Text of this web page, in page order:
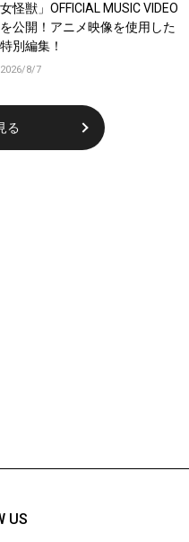
女怪獣」OFFICIAL MUSIC VIDEO
を公開！アニメ映像を使用した
特別編集！
2026/8/7
る
US